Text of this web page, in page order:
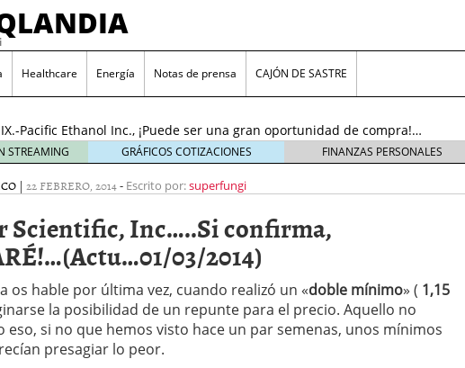
Healthcare Energía Notas de prensa CAJÓN DE SASTRE
ODP.-Office Depot Inc…..¡El resurgir!…(Actu…19/11/2016) 19 noviembre,
2016
Novavax Inc…..¡El sol se puso!, pero ¡AMANECERÁ DE NUEVO!….
Pacific Ethanol Inc., ¡Puede ser una gran oportunidad de compra!…
10/2016)
31 octubre, 2016
de Gráficos 23 noviembre, 2018
Himax Technologies, Inc. (ADR)……¡Cerca del límite para decidir!…
Amarin Corporation Plc…….¡Bonito aspecto técnico, para juego «pre-
11/2016) 23 noviembre, 2016
Ballard Power Systems Inc…..¡No olviden este precio!….(Actu…
11/2016)
20 noviembre, 2016
Office Depot Inc…..¡El resurgir!…(Actu…19/11/2016) 19 noviembre,
Novavax Inc…..¡El sol se puso!, pero ¡AMANECERÁ DE NUEVO!….
11/2016) 17 noviembre, 2016
STREAMING GRÁFICOS COTIZACIONES FINANZAS PERSONALES
| 22 FEBRERO, 2014- Escrito por:superfungi
Scientific, Inc…..Si confirma,
03/2014)
os hable por última vez, cuando realizó un «doble mínimo» ( 1,15
la posibilidad de un repunte para el precio. Aquello no
eso, si no que hemos visto hace un par semenas, unos mínimos
presagiar lo peor.